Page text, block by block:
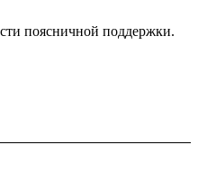
поясничной поддержки.